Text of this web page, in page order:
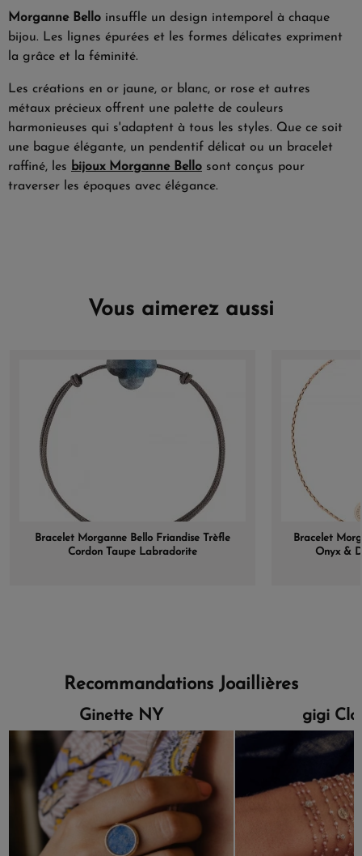
Morganne Bello insuffle un design intemporel à chaque
bijou. Les lignes épurées et les formes délicates expriment
la grâce et la féminité.
Les créations en or jaune, or blanc, or rose et autres
métaux précieux offrent une palette de couleurs
harmonieuses qui s'adaptent à tous les styles. Que ce soit
une bague élégante, un pendentif délicat ou un bracelet
raffiné, les bijoux Morganne Bello sont conçus pour
traverser les époques avec élégance.
Vous aimerez aussi
Bracelet Morganne Bello Friandise Trèfle
Cordon Taupe Labradorite
Bracelet
Onyx &
Recommandations Joaillières
Ginette NY gigi